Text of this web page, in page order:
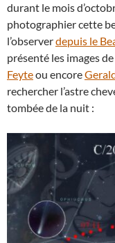
durant le mois
photographier cette
l’observerdepuis le
présenté les images de
Feyteou encore
rechercher l’astre
tombée de la nuit :